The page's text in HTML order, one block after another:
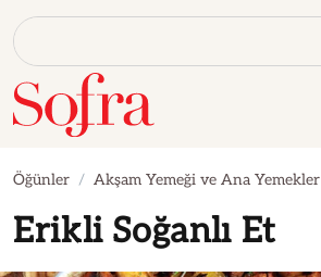
Öğünler Akşam Yemeği ve Ana Yemekler
Erikli Soğanlı Et